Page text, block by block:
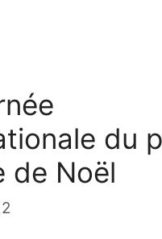
du
de Noël